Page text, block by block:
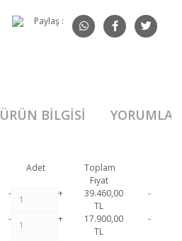
Paylaş :
ÜRÜN BILGISI YORUMLAR
Adet
Toplam
Fiyat
- +
39.460,00
TL
-
- +
17.900,00
TL
-